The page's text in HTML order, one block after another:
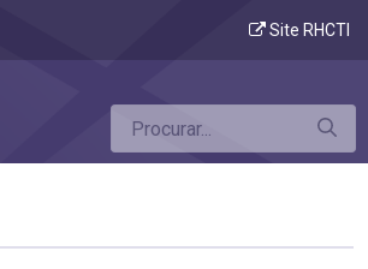
Site RHCTI